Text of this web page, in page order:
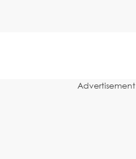
Advertisement